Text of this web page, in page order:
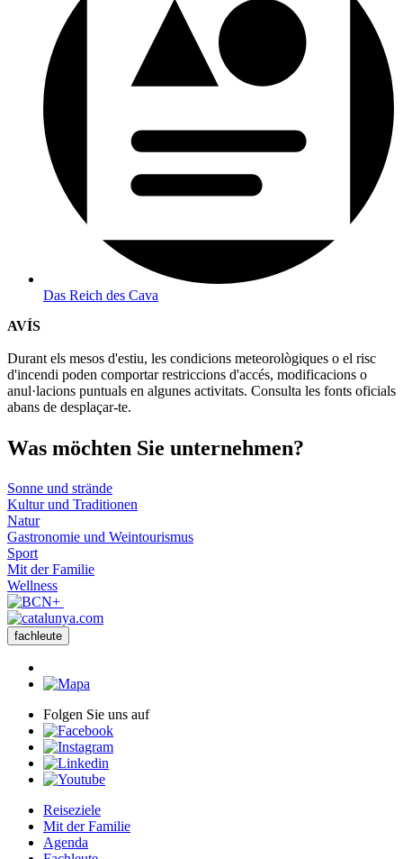
Das Reich des Cava
AVÍS
Durant els mesos d'estiu, les condicions meteorològiques o el risc
d'incendi poden comportar restriccions d'accés, modificacions o
anul·lacions puntuals en algunes activitats. Consulta les fonts oficials
abans de desplaçar-te.
Was möchten Sie unternehmen?
Sonne und strände
Natur
Gastronomie und Weintourismus
Sport
Mit der Familie
Wellness
fachleute
Folgen Sie uns auf
Reiseziele
Mit der Familie
Agenda
Fachleute
Ihre Reise
Vies Blaves